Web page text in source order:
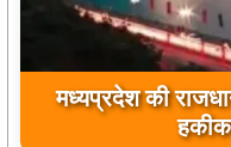
मध्यप्रदेश की
मुख्यमंत्री डॉ. मोहन
का अवलोकन कर